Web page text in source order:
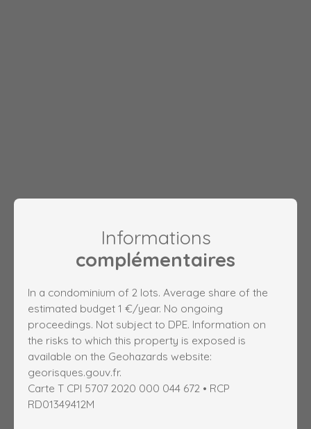
Informations
complémentaires
In a condominium of 2 lots. Average share of the
estimated budget 1 €/year. No ongoing
proceedings. Not subject to DPE. Information on
the risks to which this property is exposed is
available on the Geohazards website:
georisques.gouv.fr.
Carte T CPI 5707 2020 000 044 672 • RCP
RD01349412M